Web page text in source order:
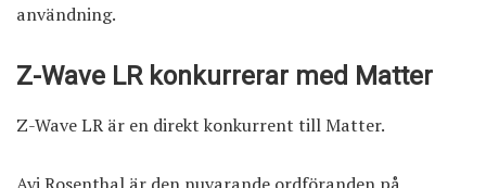
användning.
Z-Wave LR konkurrerar med Matter
Z-Wave LR är en direkt konkurrent tillMatter.